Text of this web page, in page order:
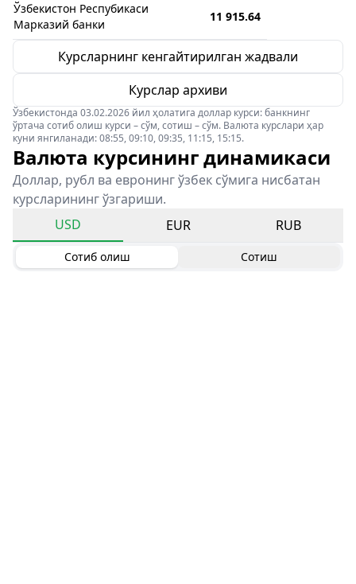
Ўзбекистон Респубикаси
Марказий банки
11 915.64
Курсларнинг кенгайтирилган жадвали
Курслар архиви
Ўзбекистонда 03.02.2026 йил ҳолатига доллар курси: банкнинг
ўртача сотиб олиш курси – сўм, сотиш – сўм. Валюта курслари ҳар
куни янгиланади: 08:55, 09:10, 09:35, 11:15, 15:15.
Валюта курсининг динамикаси
Доллар, рубл ва евронинг ўзбек сўмига нисбатан
курсларининг ўзгариши.
USD
EUR RUB
Сотиб олиш Сотиш